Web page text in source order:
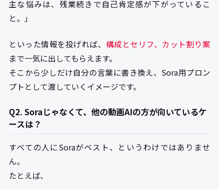
主な悩みは、残業続きで自己肯定感が下がっているこ
と。」
といった情報を投げれば、 構成とセリフ、カット割り案
まで一気に出してもらえます。
そこから少しだけ自分の言葉に書き換え、Sora用プロン
プトとして渡していくイメージです。
Q2. Soraじゃなくて、他の動画AIの方が向いているケ
ースは？
すべての人にSoraがベスト、というわけではありませ
ん。
たとえば、